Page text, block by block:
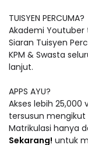
TUISYEN PERCUMA?
Akademi Youtuber
Siaran Tuisyen
KPM & Swasta
lanjut.
APPS AYU?
Akses lebih
tersusun mengikut
Matrikulasi hanya
Sekarang! untuk